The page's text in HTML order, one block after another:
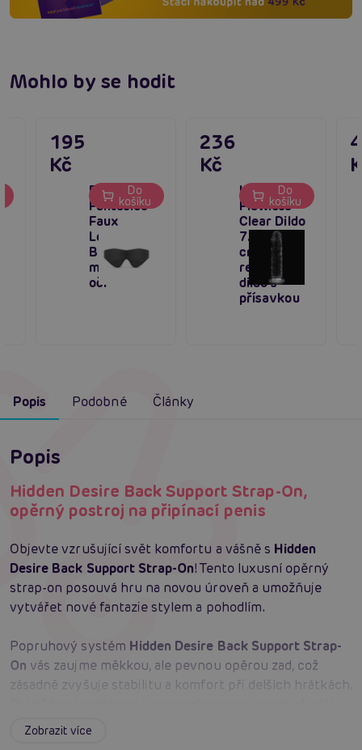
Mohlo by se hodit
Bedroom
Fantasies
Faux
Leather
Blindfold,
maska na
oči
195
Kč
Do
košíku
Lovetoy
Flawless
Clear Dildo
7.0″ (18
cm), čiré
realistické
dildo s
přísavkou
236
Kč
Do
košíku
Popis Podobné Články
Popis
Hidden Desire Back Support Strap-On,
opěrný postroj na připínací penis
Objevte vzrušující svět komfortu a vášně s Hidden
Desire Back Support Strap-On! Tento luxusní opěrný
strap-on posouvá hru na novou úroveň a umožňuje
vytvářet nové fantazie stylem a pohodlím.
Popruhový systém Hidden Desire Back Support Strap-
On vás zaujme měkkou, ale pevnou opěrou zad, což
zásadně zvyšuje stabilitu a komfort při delších hrátkách.
exkluzivní pocit a robustnost. Dobře nastavitelné
Zobrazit více